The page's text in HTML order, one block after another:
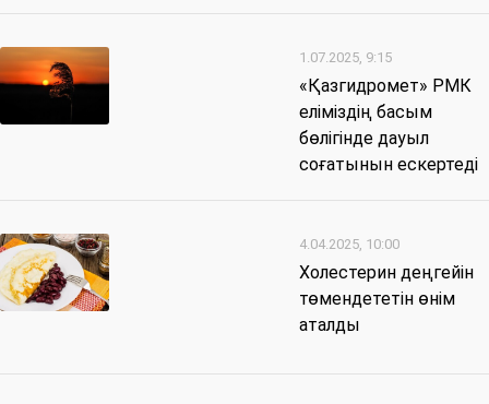
1.07.2025, 9:15
«Қазгидромет» РМК
еліміздің басым
бөлігінде дауыл
соғатынын ескертеді
4.04.2025, 10:00
Холестерин деңгейін
төмендететін өнім
аталды